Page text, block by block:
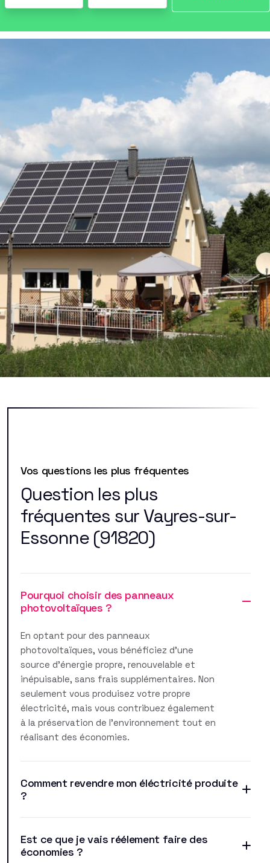
Vos questions les plus fréquentes
Question les plus
fréquentes sur Vayres-sur-
Essonne (91820)
Pourquoi choisir des panneaux
photovoltaïques ?
En optant pour des panneaux
photovoltaïques, vous bénéficiez d'une
source d'énergie propre, renouvelable et
inépuisable, sans frais supplémentaires. Non
seulement vous produisez votre propre
électricité, mais vous contribuez également
à la préservation de l'environnement tout en
réalisant des économies.
Comment revendre mon éléctricité produite
?
Est ce que je vais réélement faire des
économies ?